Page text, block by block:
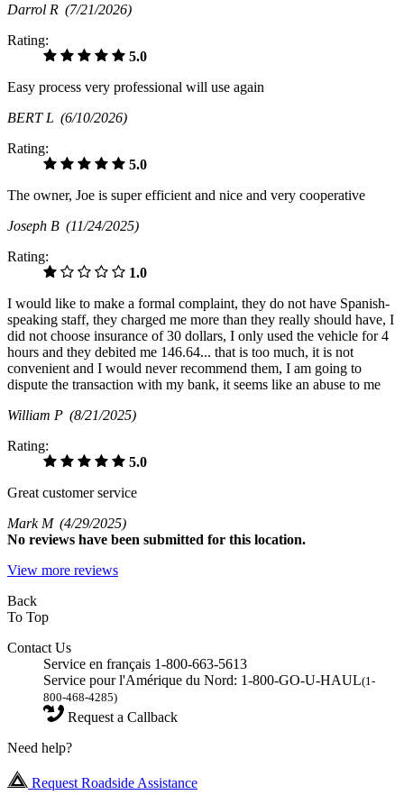
Darrol R (7/21/2026)
Rating:
5.0
Easy process very professional will use again
BERT L (6/10/2026)
Rating:
5.0
The owner, Joe is super efficient and nice and very cooperative
Joseph B (11/24/2025)
Rating:
1.0
I would like to make a formal complaint, they do not have Spanish-
speaking staff, they charged me more than they really should have, I
did not choose insurance of 30 dollars, I only used the vehicle for 4
hours and they debited me 146.64... that is too much, it is not
convenient and I would never recommend them, I am going to
dispute the transaction with my bank, it seems like an abuse to me
William P (8/21/2025)
Rating:
5.0
Great customer service
Mark M (4/29/2025)
No reviews have been submitted for this location.
View more reviews
Back
To Top
Contact Us
Service en français 1-800-663-5613
Service pour l'Amérique du Nord: 1-800-GO-U-HAUL(1-
800-468-4285)
Request a Callback
Need help?
Request Roadside Assistance